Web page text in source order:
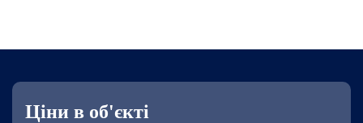
Ціни в об'єкті